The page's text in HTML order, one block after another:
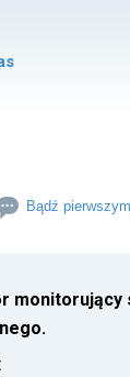
Bądź
monitorujący